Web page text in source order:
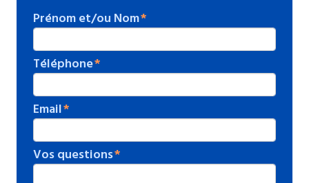
Prénom et/ou Nom
Téléphone
Email
Vos questions